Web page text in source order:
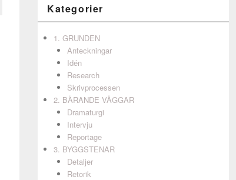
Kategorier
1. GRUNDEN
Anteckningar
Idén
Research
Skrivprocessen
2. BÄRANDE VÄGGAR
Dramaturgi
Intervju
Reportage
3. BYGGSTENAR
Detaljer
Retorik